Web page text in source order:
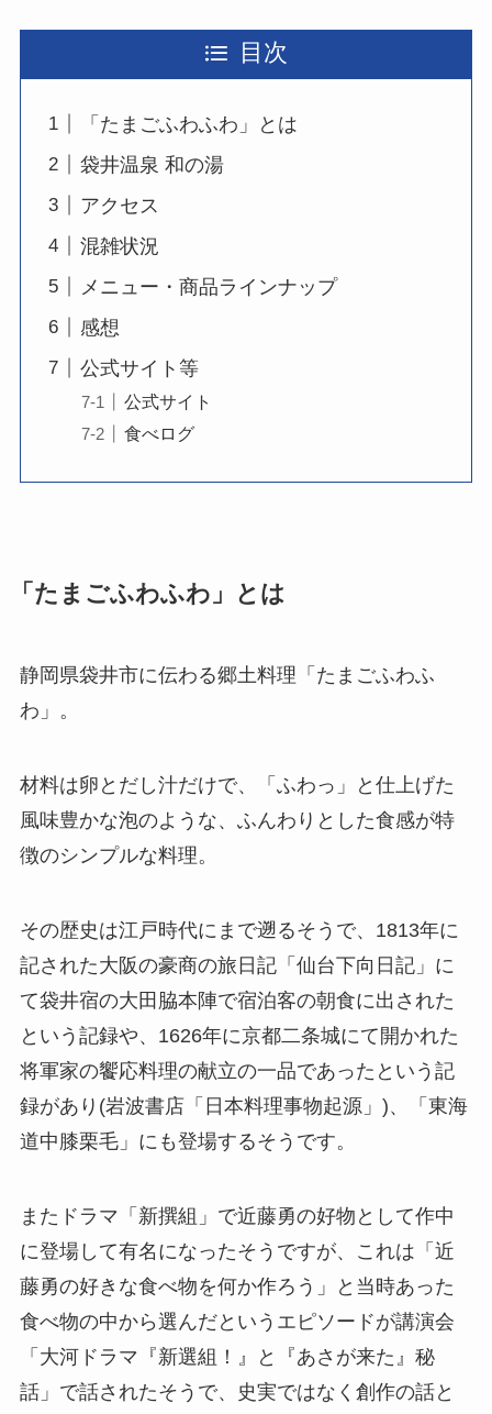
目次
「たまごふわふわ」とは
袋井温泉 和の湯
アクセス
混雑状況
メニュー・商品ラインナップ
感想
公式サイト等
公式サイト
食べログ
「たまごふわふわ」とは
静岡県袋井市に伝わる郷土料理「たまごふわふ
わ」。
材料は卵とだし汁だけで、「ふわっ」と仕上げた
風味豊かな泡のような、ふんわりとした食感が特
徴のシンプルな料理。
その歴史は江戸時代にまで遡るそうで、1813年に
記された大阪の豪商の旅日記「仙台下向日記」に
て袋井宿の大田脇本陣で宿泊客の朝食に出された
という記録や、1626年に京都二条城にて開かれた
将軍家の饗応料理の献立の一品であったという記
録があり(岩波書店「日本料理事物起源」)、「東海
道中膝栗毛」にも登場するそうです。
またドラマ「新撰組」で近藤勇の好物として作中
に登場して有名になったそうですが、これは「近
藤勇の好きな食べ物を何か作ろう」と当時あった
食べ物の中から選んだというエピソードが講演会
「大河ドラマ『新選組！』と『あさが来た』秘
話」で話されたそうで、史実ではなく創作の話と